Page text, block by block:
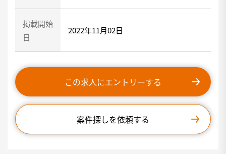
掲載開始
日
2022年11月02日
この求人にエントリーする
案件探しを依頼する